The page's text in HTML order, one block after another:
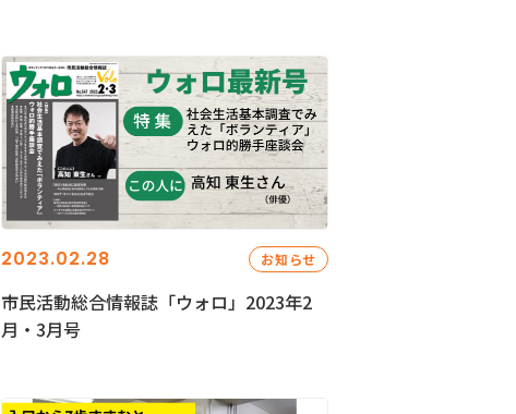
2023.02.28 お知らせ
市民活動総合情報誌「ウォロ」2023年2
月・3月号